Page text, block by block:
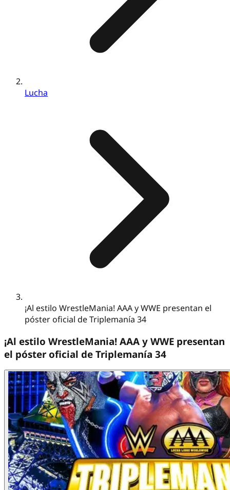
Lucha
¡Al estilo WrestleMania! AAA y WWE presentan el
póster oficial de Triplemanía 34
¡Al estilo WrestleMania! AAA y WWE presentan
el póster oficial de Triplemanía 34